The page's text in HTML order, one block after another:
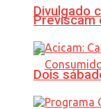
Divulgado
Previscam
Dois